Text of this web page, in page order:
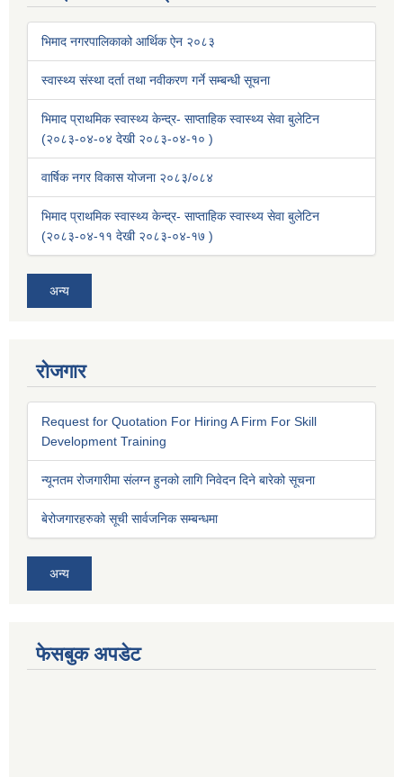
भिमाद नगरपालिकाको आर्थिक ऐन २०८३
स्वास्थ्य संस्था दर्ता तथा नवीकरण गर्ने सम्बन्धी सूचना
भिमाद प्राथमिक स्वास्थ्य केन्द्र- साप्ताहिक स्वास्थ्य सेवा बुलेटिन
(२०८३-०४-०४ देखी २०८३-०४-१० )
वार्षिक नगर विकास योजना २०८३/०८४
भिमाद प्राथमिक स्वास्थ्य केन्द्र- साप्ताहिक स्वास्थ्य सेवा बुलेटिन
(२०८३-०४-११ देखी २०८३-०४-१७ )
अन्य
रोजगार
Request for Quotation For Hiring A Firm For Skill
Development Training
न्यूनतम रोजगारीमा संलग्न हुनको लागि निवेदन दिने बारेको सूचना
बेरोजगारहरुको सूची सार्वजनिक सम्बन्धमा
अन्य
फेसबुक अपडेट